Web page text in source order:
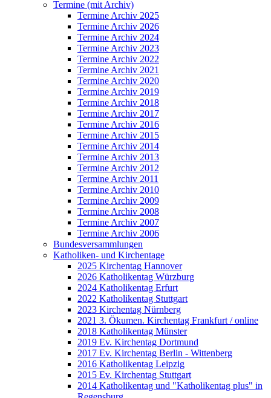
Termine (mit Archiv)
Termine Archiv 2025
Termine Archiv 2026
Termine Archiv 2024
Termine Archiv 2023
Termine Archiv 2022
Termine Archiv 2021
Termine Archiv 2020
Termine Archiv 2019
Termine Archiv 2018
Termine Archiv 2017
Termine Archiv 2016
Termine Archiv 2015
Termine Archiv 2014
Termine Archiv 2013
Termine Archiv 2012
Termine Archiv 2011
Termine Archiv 2010
Termine Archiv 2009
Termine Archiv 2008
Termine Archiv 2007
Termine Archiv 2006
Bundesversammlungen
Katholiken- und Kirchentage
2025 Kirchentag Hannover
2026 Katholikentag Würzburg
2024 Katholikentag Erfurt
2022 Katholikentag Stuttgart
2023 Kirchentag Nürnberg
2021 3. Ökumen. Kirchentag Frankfurt / online
2018 Katholikentag Münster
2019 Ev. Kirchentag Dortmund
2017 Ev. Kirchentag Berlin - Wittenberg
2016 Katholikentag Leipzig
2015 Ev. Kirchentag Stuttgart
2014 Katholikentag und "Katholikentag plus" in